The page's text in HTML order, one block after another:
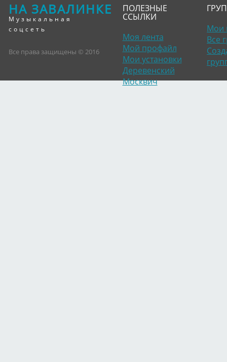
НА ЗАВАЛИНКЕ
Музыкальная
соцсеть
Все права защищены © 2016
ПОЛЕЗНЫЕ
ССЫЛКИ
Моя лента
Мой профайл
Мои установки
Деревенский
Москвич
Мои
Все